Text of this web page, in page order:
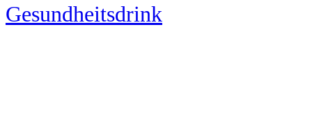
Gesundheitsdrink